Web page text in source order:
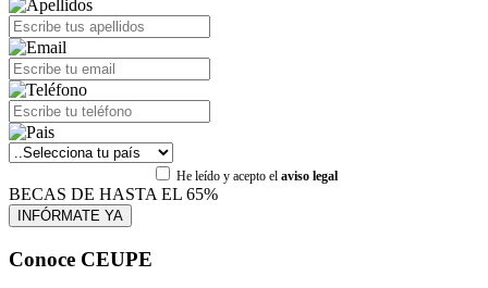
He leído y acepto el aviso legal
BECAS DE HASTA EL 65%
Conoce CEUPE